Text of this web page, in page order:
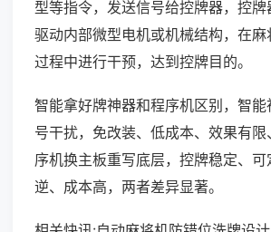
型等指令，发送信号给控牌器，控
驱动内部微型电机或机械结构，在
过程中进行干预，达到控牌目的。
智能拿好牌神器和程序机区别，智
号干扰，免改装、低成本、效果有
序机换主板重写底层，控牌稳定、
逆、成本高，两者差异显著。